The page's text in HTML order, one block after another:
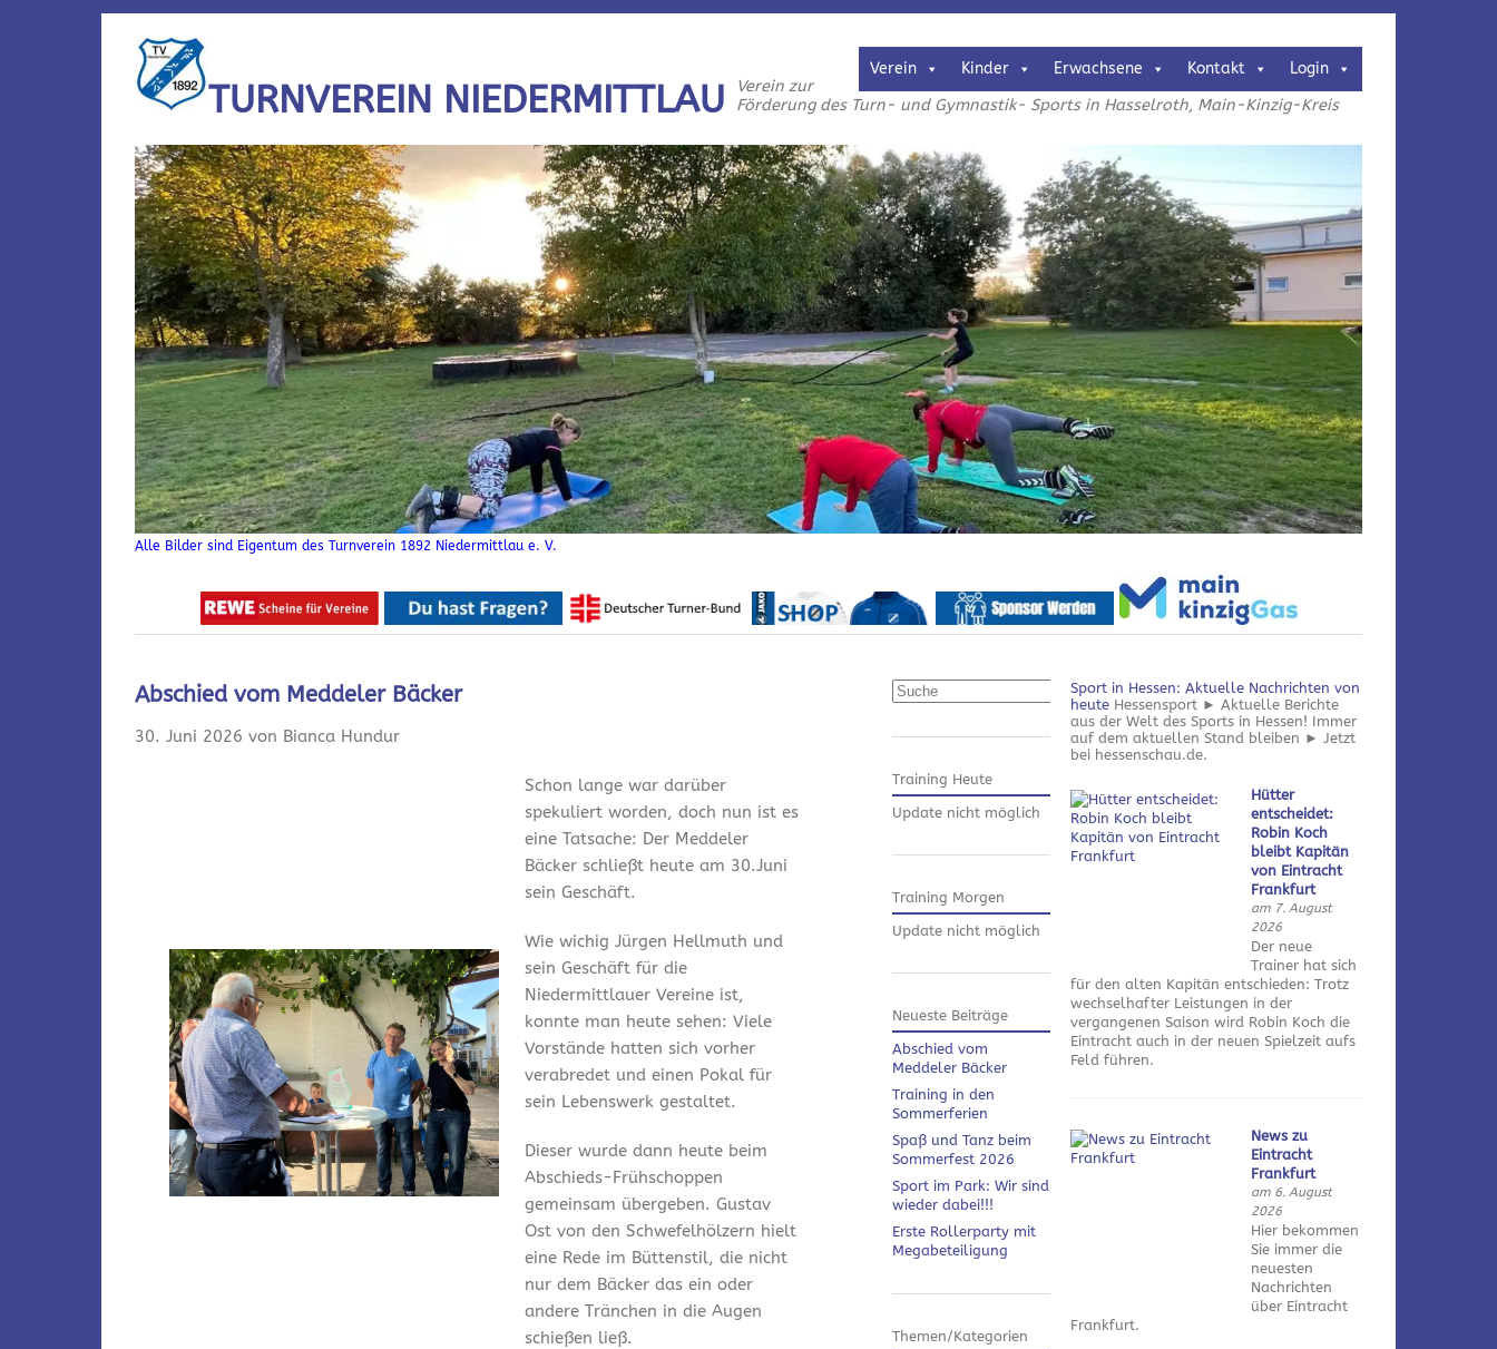
Verein Kinder Erwachsene Kontakt Login
TURNVEREIN NIEDERMITTLAU
Verein zur
Förderung des Turn- und Gymnastik- Sports in Hasselroth, Main-Kinzig-Kreis
Alle Bilder sind Eigentum des Turnverein 1892 Niedermittlau e. V.
Abschied vom Meddeler Bäcker
30. Juni 2026 von Bianca Hundur
Schon lange war darüber
spekuliert worden, doch nun ist es
eine Tatsache: Der Meddeler
Bäcker schließt heute am 30.Juni
sein Geschäft.
Wie wichig Jürgen Hellmuth und
sein Geschäft für die
Niedermittlauer Vereine ist,
konnte man heute sehen: Viele
Vorstände hatten sich vorher
verabredet und einen Pokal für
sein Lebenswerk gestaltet.
Dieser wurde dann heute beim
Abschieds-Frühschoppen
gemeinsam übergeben. Gustav
Ost von den Schwefelhölzern hielt
eine Rede im Büttenstil, die nicht
nur dem Bäcker das ein oder
andere Tränchen in die Augen
schießen ließ.
Suchen
Training Heute
Update nicht möglich
Training Morgen
Update nicht möglich
Neueste Beiträge
Abschied vom
Meddeler Bäcker
Training in den
Sommerferien
Spaß und Tanz beim
Sommerfest 2026
Sport im Park: Wir sind
wieder dabei!!!
Erste Rollerparty mit
Megabeteiligung
Themen/Kategorien
Sport in Hessen: Aktuelle Nachrichten von
heute Hessensport ► Aktuelle Berichte
aus der Welt des Sports in Hessen! Immer
auf dem aktuellen Stand bleiben ► Jetzt
bei hessenschau.de.
Hütter
entscheidet:
Robin Koch
bleibt Kapitän
von Eintracht
Frankfurt
am 7. August
2026
Der neue
Trainer hat sich
für den alten Kapitän entschieden: Trotz
wechselhafter Leistungen in der
vergangenen Saison wird Robin Koch die
Eintracht auch in der neuen Spielzeit aufs
Feld führen.
News zu
Eintracht
Frankfurt
am 6. August
2026
Hier bekommen
Sie immer die
neuesten
Nachrichten
über Eintracht
Frankfurt.